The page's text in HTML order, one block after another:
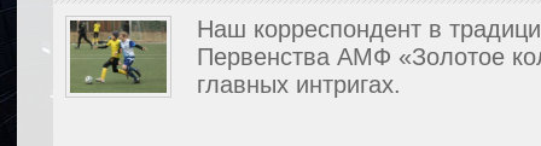
Наш корреспондент в
Первенства АМФ «Золотое
главных интригах.